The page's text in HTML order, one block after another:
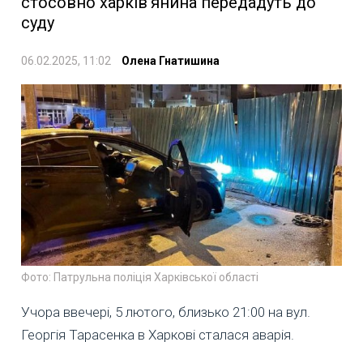
суду
06.02.2025, 11:02 Олена Гнатишина
Фото: Патрульна поліція Харківської області
Учора ввечері, 5 лютого, близько 21:00 на вул.
Георгія Тарасенка в Харкові сталася аварія.